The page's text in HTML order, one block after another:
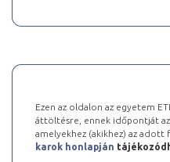
Ezen az oldalon az egyetem
áttöltésre, ennek időpontját az
amelyekhez (akikhez) az
karok honlapján